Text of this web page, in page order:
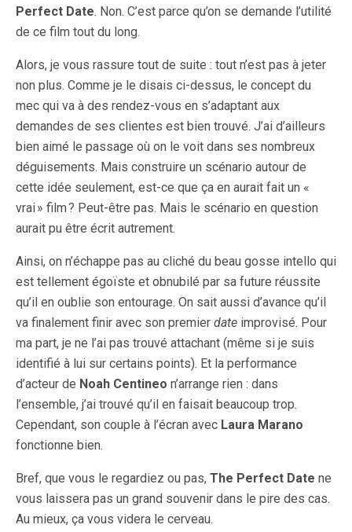
Perfect Date. Non. C’est parce qu’on se demande l’utilité
de ce film tout du long.
Alors, je vous rassure tout de suite : tout n’est pas à jeter
non plus. Comme je le disais ci-dessus, le concept du
mec qui va à des rendez-vous en s’adaptant aux
demandes de ses clientes est bien trouvé. J’ai d’ailleurs
bien aimé le passage où on le voit dans ses nombreux
déguisements. Mais construire un scénario autour de
cette idée seulement, est-ce que ça en aurait fait un «
vrai » film ? Peut-être pas. Mais le scénario en question
aurait pu être écrit autrement.
Ainsi, on n’échappe pas au cliché du beau gosse intello qui
est tellement égoïste et obnubilé par sa future réussite
qu’il en oublie son entourage. On sait aussi d’avance qu’il
va finalement finir avec son premier date improvisé. Pour
ma part, je ne l’ai pas trouvé attachant (même si je suis
identifié à lui sur certains points). Et la performance
d’acteur de Noah Centineo n’arrange rien : dans
l’ensemble, j’ai trouvé qu’il en faisait beaucoup trop.
Cependant, son couple à l’écran avec Laura Marano
fonctionne bien.
Bref, que vous le regardiez ou pas, The Perfect Date ne
vous laissera pas un grand souvenir dans le pire des cas.
Au mieux, ça vous videra le cerveau.